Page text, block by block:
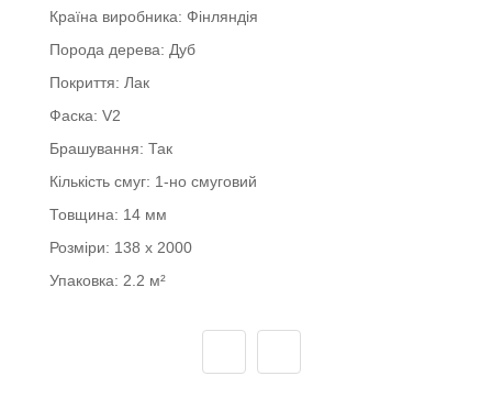
Країна виробника: Фінляндія
Порода дерева: Дуб
Покриття: Лак
Фаска: V2
Брашування: Так
Кількість смуг: 1-но смуговий
Товщина: 14 мм
Розміри: 138 x 2000
Упаковка: 2.2 м²